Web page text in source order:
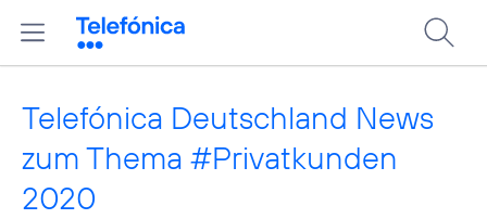
Telefónica Deutschland News
zum Thema #Privatkunden
2020